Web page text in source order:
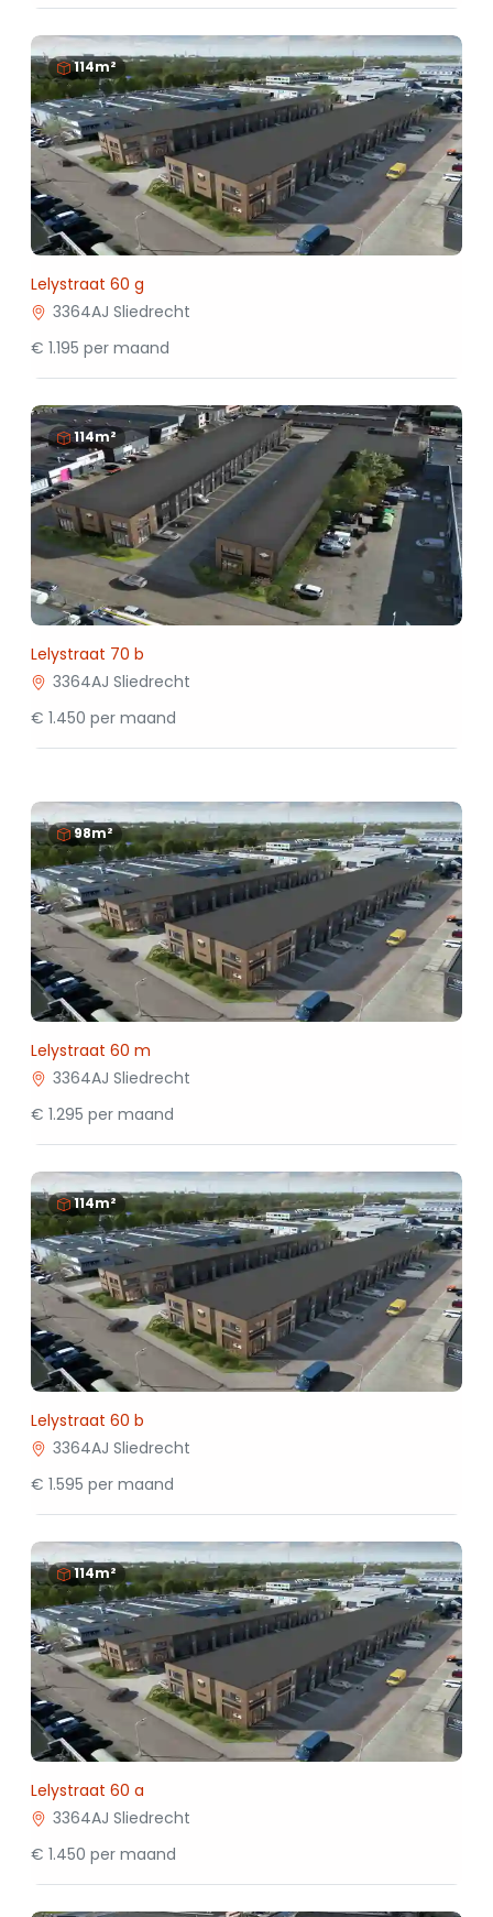
114m²
Lelystraat 60 g
3364AJ Sliedrecht
€ 1.195 per maand
114m²
Lelystraat 70 b
3364AJ Sliedrecht
€ 1.450 per maand
98m²
Lelystraat 60 m
3364AJ Sliedrecht
€ 1.295 per maand
114m²
Lelystraat 60 b
3364AJ Sliedrecht
€ 1.595 per maand
114m²
Lelystraat 60 a
3364AJ Sliedrecht
€ 1.450 per maand